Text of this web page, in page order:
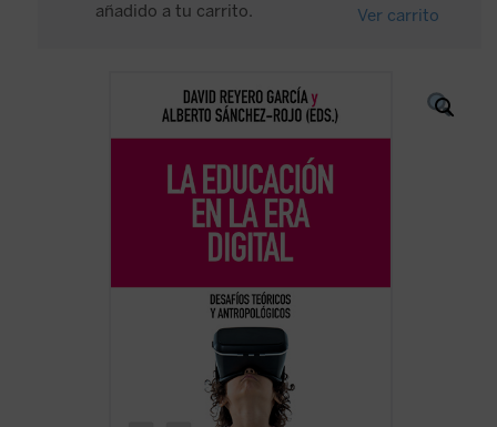
añadido a tu carrito.
Ver carrito